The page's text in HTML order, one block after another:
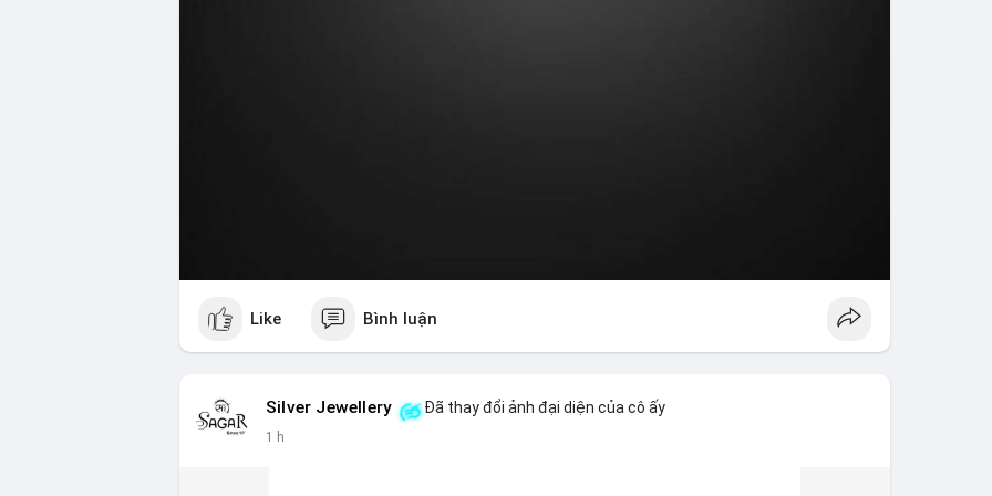
Like Bình luận
Silver Jewellery Đã thay đổi ảnh đại diện của cô ấy
1 h